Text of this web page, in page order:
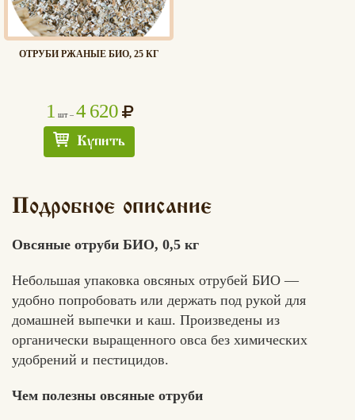
Хлеб
ОТРУБИ РЖАНЫЕ БИО, 25 КГ
1 шт – 4 620
Купить
Подробное описание
Овсяные отруби БИО, 0,5 кг
Небольшая упаковка овсяных отрубей БИО —
удобно попробовать или держать под рукой для
домашней выпечки и каш. Произведены из
органически выращенного овса без химических
удобрений и пестицидов.
Чем полезны овсяные отруби